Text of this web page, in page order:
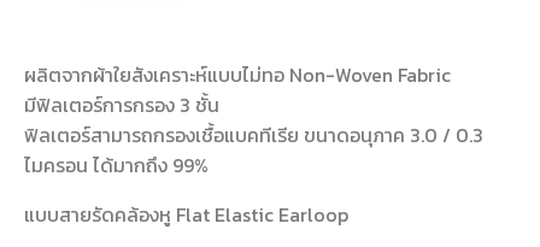
ผลิตจากผ้าใยสังเคราะห์แบบไม่ทอ Non-Woven Fabric
มีฟิลเตอร์การกรอง 3 ชั้น
ฟิลเตอร์สามารถกรองเชื้อแบคทีเรีย ขนาดอนุภาค 3.0 / 0.3
ไมครอน ได้มากถึง 99%
แบบสายรัดคล้องหู Flat Elastic Earloop